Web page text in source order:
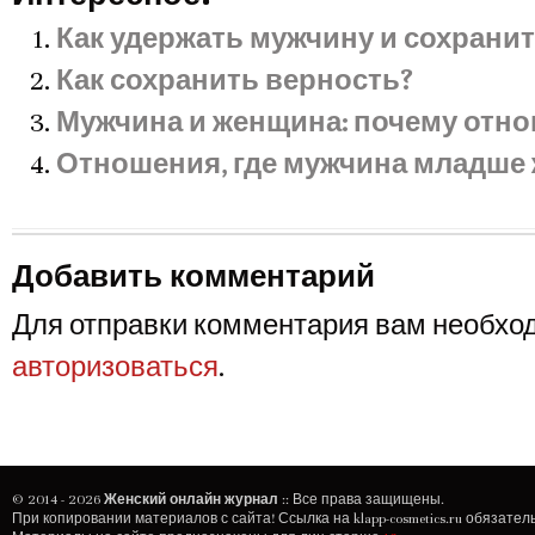
Как удержать мужчину и
Как сохранить верность?
Мужчина и женщина: почему
Отношения, где мужчина
Добавить комментарий
Для отправки комментария вам
авторизоваться.
© 2014 - 2026 Женский онлайн журнал :: Все права защищены.
При копировании материалов с сайта! Ссылка на klapp-cosmetics.ru